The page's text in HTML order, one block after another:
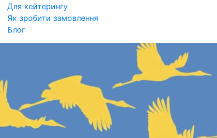
Для кейтерингу
Як зробити замовлення
Блог